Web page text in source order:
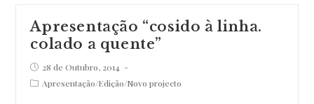
Apresentação “cosido à linha.
colado a quente”
Post28 de Outubro, 2014
PostApresentação/Edição/Novo projecto